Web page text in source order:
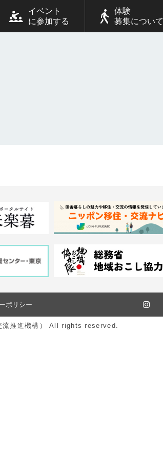
イベント
に参加する
体験
募集について
ポリシー
流推進機構） All rights reserved.